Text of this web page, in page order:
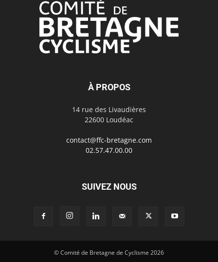
À PROPOS
14 rue des Livaudières
22600 Loudéac
contact@ffc-bretagne.com
02.57.47.00.00
SUIVEZ NOUS
© Comité de Bretagne de Cyclisme 2026